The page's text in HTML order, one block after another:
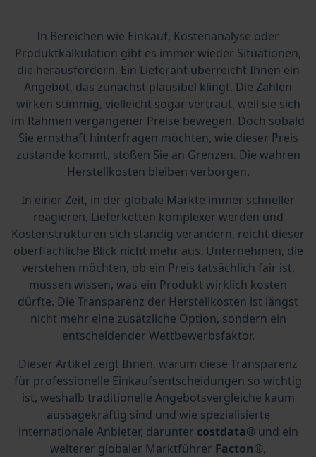
In Bereichen wie Einkauf, Kostenanalyse oder
Produktkalkulation gibt es immer wieder Situationen,
die herausfordern. Ein Lieferant überreicht Ihnen ein
Angebot, das zunächst plausibel klingt. Die Zahlen
wirken stimmig, vielleicht sogar vertraut, weil sie sich
im Rahmen vergangener Preise bewegen. Doch sobald
Sie ernsthaft hinterfragen möchten, wie dieser Preis
zustande kommt, stoßen Sie an Grenzen. Die wahren
Herstellkosten bleiben verborgen.
In einer Zeit, in der globale Märkte immer schneller
reagieren, Lieferketten komplexer werden und
Kostenstrukturen sich ständig verändern, reicht dieser
oberflächliche Blick nicht mehr aus. Unternehmen, die
verstehen möchten, ob ein Preis tatsächlich fair ist,
müssen wissen, was ein Produkt wirklich kosten
dürfte. Die Transparenz der Herstellkosten ist längst
nicht mehr eine zusätzliche Option, sondern ein
entscheidender Wettbewerbsfaktor.
Dieser Artikel zeigt Ihnen, warum diese Transparenz
für professionelle Einkaufsentscheidungen so wichtig
ist, weshalb traditionelle Angebotsvergleiche kaum
aussagekräftig sind und wie spezialisierte
internationale Anbieter, darunter costdata® und ein
weiterer globaler Marktführer Facton®,